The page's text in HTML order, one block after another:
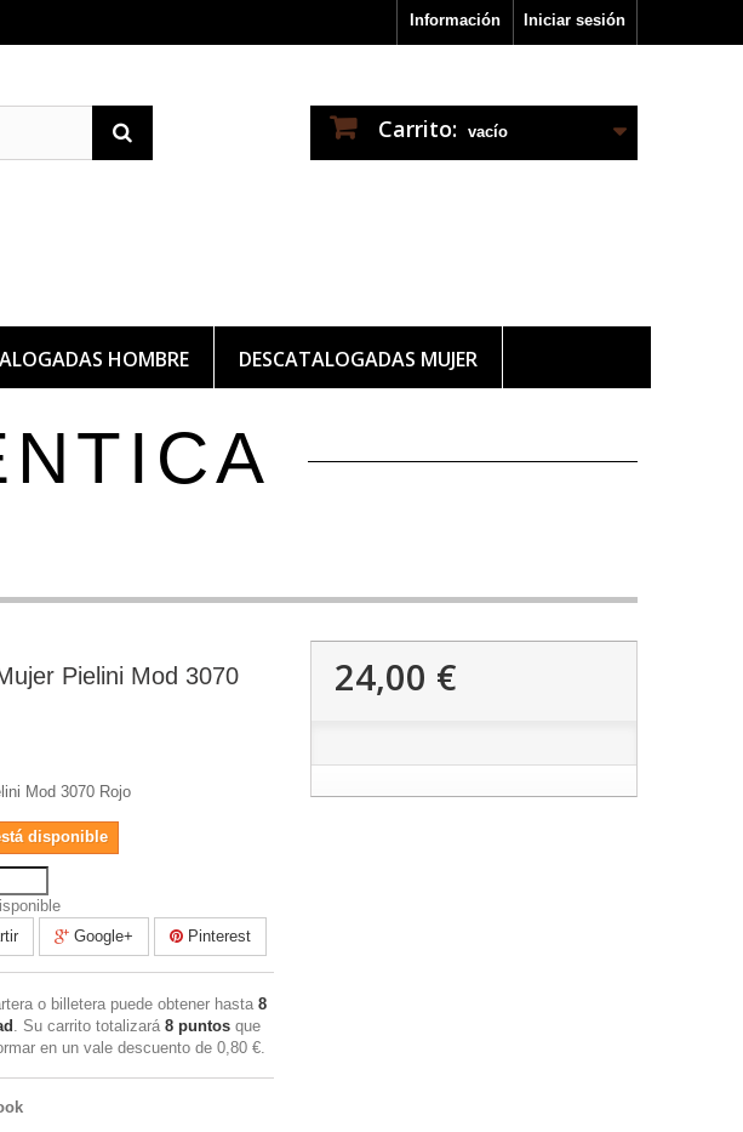
Iniciar sesión
Información
Carrito: vacío
HOMBRE DESCATALOGADAS MUJER
Pielini Mod 3070
Mod 3070 Rojo
disponible
Google+ Pinterest
o billetera puede obtener hasta 8
. Su carrito totalizará 8 puntos que
en un vale descuento de 0,80 €
24,00 €